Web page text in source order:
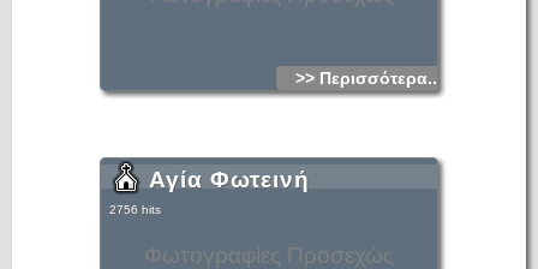
>> Περισσότερα...
Φωτογραφίες Προσεχώς
Αγία Φωτεινή
2756 hits